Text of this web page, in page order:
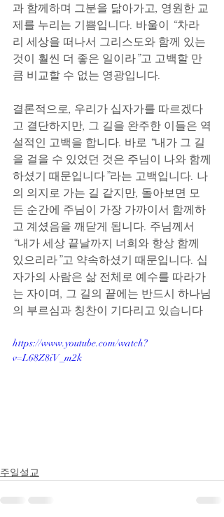
과 함께하며 그분을 닮아가고, 영원한 교
제를 누리는 기쁨입니다. 바울이 “차라
리 세상을 떠나서 그리스도와 함께 있는
것이 훨씬 더 좋은 일이라”고 고백할 만
큼 비교할 수 없는 영광입니다.
결론적으로, 우리가 십자가를 따르겠다
고 결단하지만, 그 길을 완주한 이들은 역
설적인 고백을 합니다. 바로 “내가 그 길
을 걸을 수 있었던 것은 주님이 나와 함께
하셨기 때문입니다”라는 고백입니다. 나
의 의지로 가는 길 같지만, 돌아보면 모
든 순간에 주님이 가장 가까이서 함께하
고 계셨음을 깨닫게 됩니다. 주님께서
“내가 세상 끝날까지 너희와 항상 함께
있으리라”고 약속하셨기 때문입니다. 십
자가의 사람은 삶 전체로 예수를 따라가
는 자이며, 그 길의 끝에는 반드시 하나님
의 부르심과 칭찬이 기다리고 있습니다
https://www.youtube.com/watch?
v=L68Z8iV_m2k
주일설교